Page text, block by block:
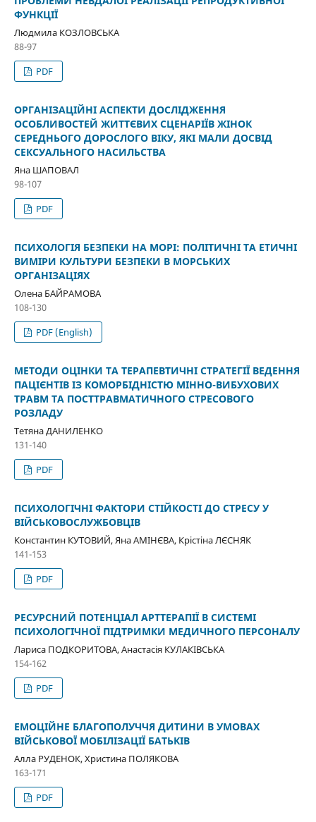
ФУНКЦІЇ
Людмила КОЗЛОВСЬКА
88-97
PDF
ОРГАНІЗАЦІЙНІ АСПЕКТИ ДОСЛІДЖЕННЯ
ОСОБЛИВОСТЕЙ ЖИТТЄВИХ СЦЕНАРІЇВ ЖІНОК
СЕРЕДНЬОГО ДОРОСЛОГО ВІКУ, ЯКІ МАЛИ ДОСВІД
СЕКСУАЛЬНОГО НАСИЛЬСТВА
Яна ШАПОВАЛ
98-107
PDF
ПСИХОЛОГІЯ БЕЗПЕКИ НА МОРІ: ПОЛІТИЧНІ ТА ЕТИЧНІ
ВИМІРИ КУЛЬТУРИ БЕЗПЕКИ В МОРСЬКИХ
ОРГАНІЗАЦІЯХ
Олена БАЙРАМОВА
108-130
PDF (English)
МЕТОДИ ОЦІНКИ ТА ТЕРАПЕВТИЧНІ СТРАТЕГІЇ ВЕДЕННЯ
ПАЦІЄНТІВ ІЗ КОМОРБІДНІСТЮ МІННО-ВИБУХОВИХ
ТРАВМ ТА ПОСТТРАВМАТИЧНОГО СТРЕСОВОГО
РОЗЛАДУ
Тетяна ДАНИЛЕНКО
131-140
PDF
ПСИХОЛОГІЧНІ ФАКТОРИ СТІЙКОСТІ ДО СТРЕСУ У
ВІЙСЬКОВОСЛУЖБОВЦІВ
Константин КУТОВИЙ, Яна АМІНЄВА, Крістіна ЛЄСНЯК
141-153
PDF
РЕСУРСНИЙ ПОТЕНЦІАЛ АРТТЕРАПІЇ В СИСТЕМІ
ПСИХОЛОГІЧНОЇ ПІДТРИМКИ МЕДИЧНОГО ПЕРСОНАЛУ
Лариса ПОДКОРИТОВА, Анастасія КУЛАКІВСЬКА
154-162
PDF
ЕМОЦІЙНЕ БЛАГОПОЛУЧЧЯ ДИТИНИ В УМОВАХ
ВІЙСЬКОВОЇ МОБІЛІЗАЦІЇ БАТЬКІВ
Алла РУДЕНОК, Христина ПОЛЯКОВА
163-171
PDF